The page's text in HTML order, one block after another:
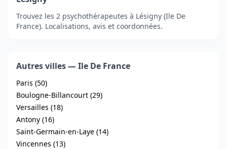
Trouvez les 2 psychothérapeutes à Lésigny (Ile De
France). Localisations, avis et coordonnées.
Autres villes — Ile De France
Paris (50)
Boulogne-Billancourt (29)
Versailles (18)
Antony (16)
Saint-Germain-en-Laye (14)
Vincennes (13)